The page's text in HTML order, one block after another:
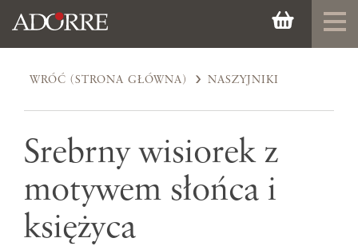
WRÓĆ (STRONA GŁÓWNA) NASZYJNIKI
Srebrny wisiorek z
motywem słońca i
księżyca